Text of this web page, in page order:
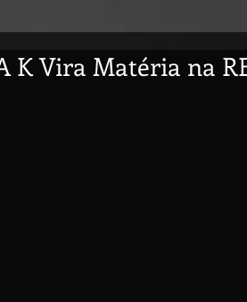
K Vira Matéria na